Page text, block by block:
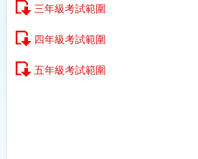
三年級考試範圍
四年級考試範圍
五年級考試範圍